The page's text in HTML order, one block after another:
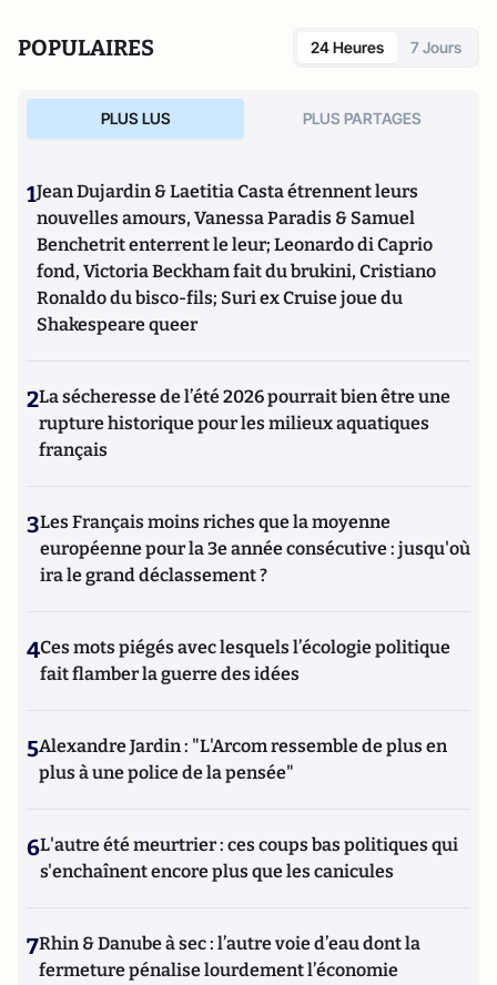
POPULAIRES 24 Heures 7 Jours
PLUS LUS PLUS PARTAGES
1Jean Dujardin & Laetitia Casta étrennent leurs
nouvelles amours, Vanessa Paradis & Samuel
Benchetrit enterrent le leur; Leonardo di Caprio
fond, Victoria Beckham fait du brukini, Cristiano
Ronaldo du bisco-fils; Suri ex Cruise joue du
Shakespeare queer
2La sécheresse de l’été 2026 pourrait bien être une
rupture historique pour les milieux aquatiques
français
3Les Français moins riches que la moyenne
européenne pour la 3e année consécutive : jusqu'où
ira le grand déclassement ?
4Ces mots piégés avec lesquels l’écologie politique
fait flamber la guerre des idées
5Alexandre Jardin : "L'Arcom ressemble de plus en
plus à une police de la pensée"
6L'autre été meurtrier : ces coups bas politiques qui
s'enchaînent encore plus que les canicules
7Rhin & Danube à sec : l’autre voie d’eau dont la
fermeture pénalise lourdement l’économie